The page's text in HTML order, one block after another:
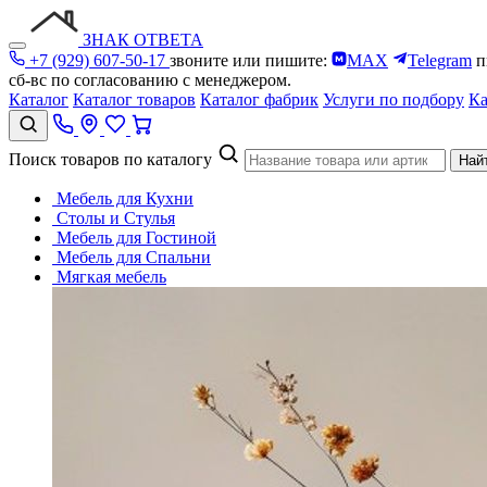
ЗНАК ОТВЕТА
+7 (929) 607-50-17 звоните или пишите: MAX Telegram
сб-вс по согласованию с менеджером.
Каталог Каталог товаров Каталог фабрик Услуги по подбору
Поиск товаров по каталогу
Мебель для Кухни
Столы и Стулья
Мебель для Гостиной
Мебель для Спальни
Мягкая мебель